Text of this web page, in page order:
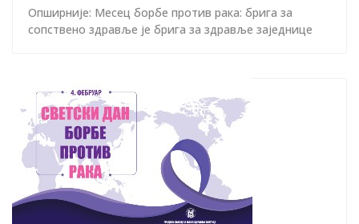
Опширније: Месец борбе против рака: брига за
сопствено здравље је брига за здравље заједнице